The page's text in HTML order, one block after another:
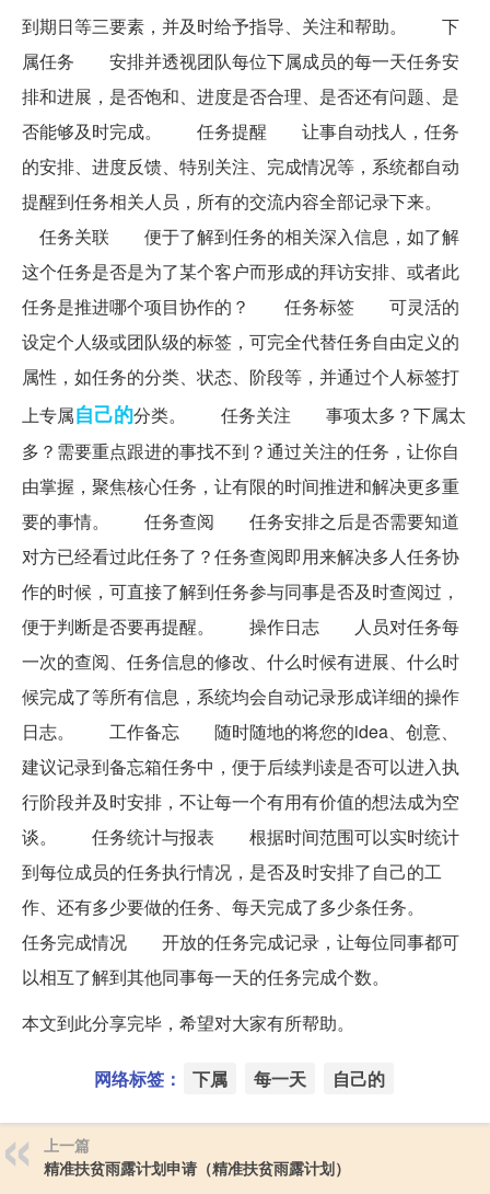
到期日等三要素，并及时给予指导、关注和帮助。 下
属任务 安排并透视团队每位下属成员的每一天任务安
排和进展，是否饱和、进度是否合理、是否还有问题、是
否能够及时完成。 任务提醒 让事自动找人，任务
的安排、进度反馈、特别关注、完成情况等，系统都自动
提醒到任务相关人员，所有的交流内容全部记录下来。
任务关联 便于了解到任务的相关深入信息，如了解
这个任务是否是为了某个客户而形成的拜访安排、或者此
任务是推进哪个项目协作的？ 任务标签 可灵活的
设定个人级或团队级的标签，可完全代替任务自由定义的
属性，如任务的分类、状态、阶段等，并通过个人标签打
上专属自己的分类。 任务关注 事项太多？下属太
多？需要重点跟进的事找不到？通过关注的任务，让你自
由掌握，聚焦核心任务，让有限的时间推进和解决更多重
要的事情。 任务查阅 任务安排之后是否需要知道
对方已经看过此任务了？任务查阅即用来解决多人任务协
作的时候，可直接了解到任务参与同事是否及时查阅过，
便于判断是否要再提醒。 操作日志 人员对任务每
一次的查阅、任务信息的修改、什么时候有进展、什么时
候完成了等所有信息，系统均会自动记录形成详细的操作
日志。 工作备忘 随时随地的将您的idea、创意、
建议记录到备忘箱任务中，便于后续判读是否可以进入执
行阶段并及时安排，不让每一个有用有价值的想法成为空
谈。 任务统计与报表 根据时间范围可以实时统计
到每位成员的任务执行情况，是否及时安排了自己的工
作、还有多少要做的任务、每天完成了多少条任务。
任务完成情况 开放的任务完成记录，让每位同事都可
以相互了解到其他同事每一天的任务完成个数。
本文到此分享完毕，希望对大家有所帮助。
网络标签： 下属 每一天 自己的
上一篇
精准扶贫雨露计划申请（精准扶贫雨露计划）